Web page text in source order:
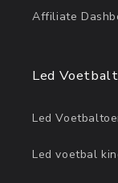
Affiliate
Led
Led
Led voetbal